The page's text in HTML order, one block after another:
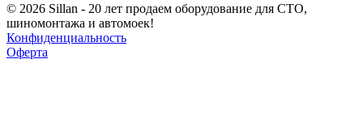
© 2026 Sillan - 20 лет продаем оборудование для СТО,
шиномонтажа и автомоек!
Конфиденциальность
Оферта